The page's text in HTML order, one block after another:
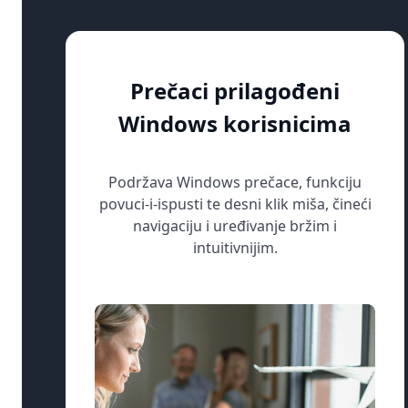
Prečaci prilagođeni
Windows korisnicima
Podržava Windows prečace, funkciju
povuci-i-ispusti te desni klik miša, čineći
navigaciju i uređivanje bržim i
intuitivnijim.